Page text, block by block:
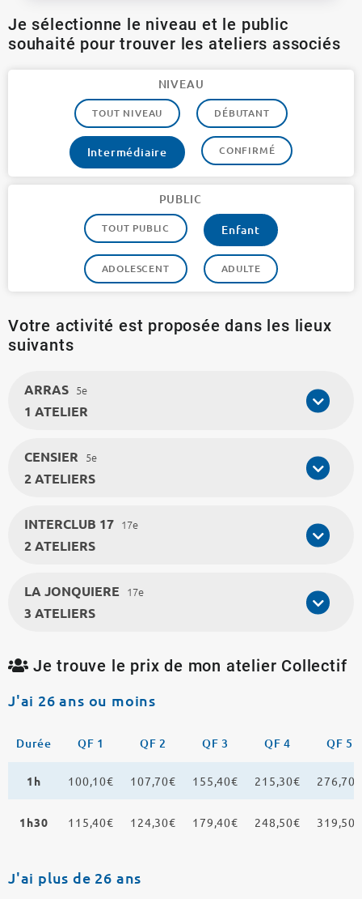
Je sélectionne le niveau et le public
souhaité pour trouver les ateliers associés
NIVEAU
TOUT NIVEAU DÉBUTANT
Intermédiaire CONFIRMÉ
PUBLIC
TOUT PUBLIC Enfant
ADOLESCENT ADULTE
Votre activité est proposée dans les lieux
suivants
ARRAS 5e
1 ATELIER
CENSIER 5e
2 ATELIERS
INTERCLUB 17 17e
2 ATELIERS
LA JONQUIERE 17e
3 ATELIERS
Je trouve le prix de mon atelier Collectif
J'ai 26 ans ou moins
Durée QF 1 QF 2 QF 3 QF 4 QF 5
1h 100,10€ 107,70€ 155,40€ 215,30€ 276,70€
1h30 115,40€ 124,30€ 179,40€ 248,50€ 319,50€
J'ai plus de 26 ans